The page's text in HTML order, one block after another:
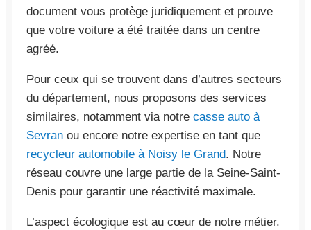
document vous protège juridiquement et prouve
que votre voiture a été traitée dans un centre
agréé.
Pour ceux qui se trouvent dans d’autres secteurs
du département, nous proposons des services
similaires, notamment via notre casse auto à
Sevran ou encore notre expertise en tant que
recycleur automobile à Noisy le Grand. Notre
réseau couvre une large partie de la Seine-Saint-
Denis pour garantir une réactivité maximale.
L’aspect écologique est au cœur de notre métier.